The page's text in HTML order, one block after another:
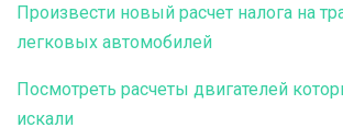
Произвести новый расчет налога на
легковых автомобилей
Посмотреть расчеты двигателей
искали